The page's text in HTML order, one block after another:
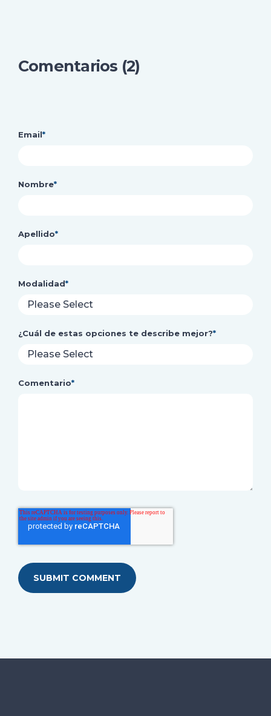
Comentarios (2)
Email*
Nombre*
Apellido*
Modalidad*
¿Cuál de estas opciones te describe mejor?*
Comentario*